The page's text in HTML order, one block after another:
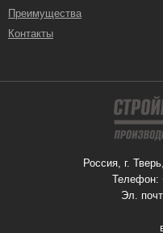
Преимущества
Контакты
Россия, г.
Телефон:
Эл.